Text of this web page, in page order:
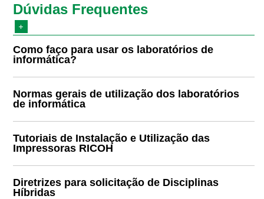
Dúvidas Frequentes
Como faço para usar os laboratórios de
informática?
Normas gerais de utilização dos laboratórios
de informática
Tutoriais de Instalação e Utilização das
Impressoras RICOH
Diretrizes para solicitação de Disciplinas
Híbridas